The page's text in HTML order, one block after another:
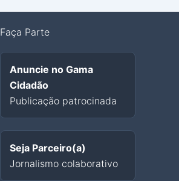
Faça Parte
Anuncie no Gama
Cidadão
Publicação patrocinada
Seja Parceiro(a)
Jornalismo colaborativo